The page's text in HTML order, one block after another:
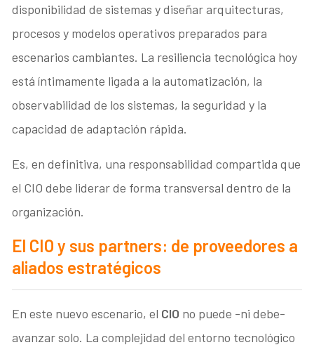
disponibilidad de sistemas y diseñar arquitecturas,
procesos y modelos operativos preparados para
escenarios cambiantes. La resiliencia tecnológica hoy
está íntimamente ligada a la automatización, la
observabilidad de los sistemas, la seguridad y la
capacidad de adaptación rápida.
Es, en definitiva, una responsabilidad compartida que
el CIO debe liderar de forma transversal dentro de la
organización.
El CIO y sus partners: de proveedores a
aliados estratégicos
En este nuevo escenario, el CIO no puede -ni debe-
avanzar solo. La complejidad del entorno tecnológico